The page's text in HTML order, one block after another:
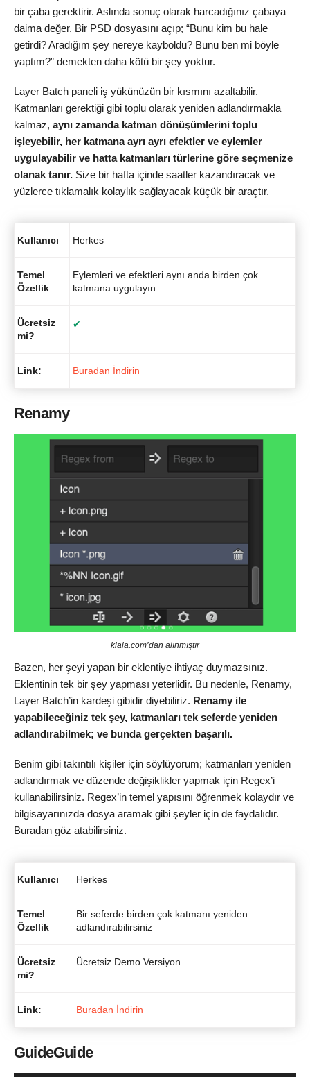
bir çaba gerektirir. Aslında sonuç olarak harcadığınız çabaya
daima değer. Bir PSD dosyasını açıp; “Bunu kim bu hale
getirdi? Aradığım şey nereye kayboldu? Bunu ben mi böyle
yaptım?” demekten daha kötü bir şey yoktur.
Layer Batch paneli iş yükünüzün bir kısmını azaltabilir.
Katmanları gerektiği gibi toplu olarak yeniden adlandırmakla
kalmaz, aynı zamanda katman dönüşümlerini toplu
işleyebilir, her katmana ayrı ayrı efektler ve eylemler
uygulayabilir ve hatta katmanları türlerine göre seçmenize
olanak tanır. Size bir hafta içinde saatler kazandıracak ve
yüzlerce tıklamalık kolaylık sağlayacak küçük bir araçtır.
Kullanıcı Herkes
Temel
Özellik
Eylemleri ve efektleri aynı anda birden çok
katmana uygulayın
Ücretsiz
mi?
✔
Link: Buradan İndirin
Renamy
klaia.com’dan alınmıştır
Bazen, her şeyi yapan bir eklentiye ihtiyaç duymazsınız.
Eklentinin tek bir şey yapması yeterlidir. Bu nedenle, Renamy,
Layer Batch’in kardeşi gibidir diyebiliriz. Renamy ile
yapabileceğiniz tek şey, katmanları tek seferde yeniden
adlandırabilmek; ve bunda gerçekten başarılı.
Benim gibi takıntılı kişiler için söylüyorum; katmanları yeniden
adlandırmak ve düzende değişiklikler yapmak için Regex’i
kullanabilirsiniz. Regex’in temel yapısını öğrenmek kolaydır ve
bilgisayarınızda dosya aramak gibi şeyler için de faydalıdır.
Buradan göz atabilirsiniz.
Kullanıcı Herkes
Temel
Özellik
Bir seferde birden çok katmanı yeniden
adlandırabilirsiniz
Ücretsiz
mi?
Ücretsiz Demo Versiyon
Link: Buradan İndirin
GuideGuide